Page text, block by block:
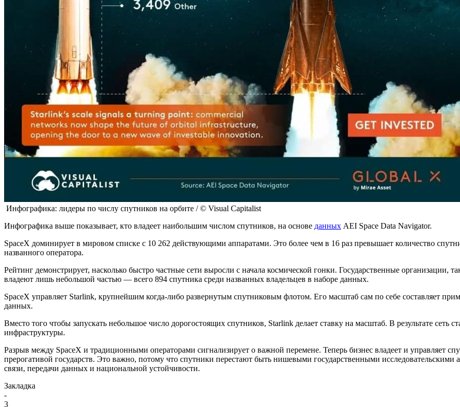
Инфографика: лидеры по числу спутников на орбите / © Visual Capitalist
Инфографика выше показывает, кто владеет наибольшим числом спутников, на основе данных AEI Space Data Navigator.
SpaceX доминирует в мировом списке с 10 262 действующими аппаратами. Это более чем в 16 раз превышает количество
названного оператора.
Рейтинг демонстрирует, насколько быстро частные сети выросли с начала космической гонки. Государственные организации,
владеют лишь небольшой частью — всего 894 спутника среди названных владельцев в наборе данных.
SpaceX управляет Starlink, крупнейшим когда-либо развернутым спутниковым флотом. Его масштаб сам по себе составляет
данных.
Вместо того чтобы запускать небольшое число дорогостоящих спутников, Starlink делает ставку на масштаб. В результате
инфраструктуры.
Разрыв между SpaceX и традиционными операторами сигнализирует о важной перемене. Теперь бизнес владеет и управляет
прерогативой государств. Это важно, потому что спутники перестают быть нишевыми государственными исследовательскими
связи, передачи данных и национальной устойчивости.
Закладка
-
3